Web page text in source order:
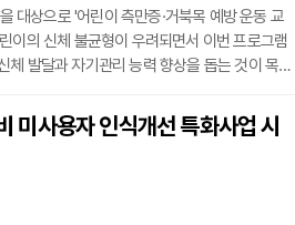
대상으로 '어린이 측만증·거북목 예방 운동 교
이의 신체 불균형이 우려되면서 이번 프로그램
발달과 자기관리 능력 향상을 돕는 것이 목적
부 운동 전문 강사가 지도하며, 바른 성장 정보
및 소도구 활용 운동 교육, 운동·영양·구강·금
미사용자 인식개선 특화사업 시